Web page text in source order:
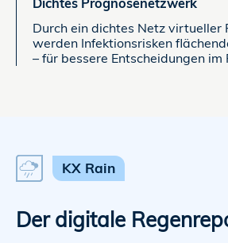
Dichtes Prognosenetzwerk
Durch ein dichtes Netz virtueller
werden Infektionsrisken
– für bessere Entscheidungen im
KX Rain
Der digitale